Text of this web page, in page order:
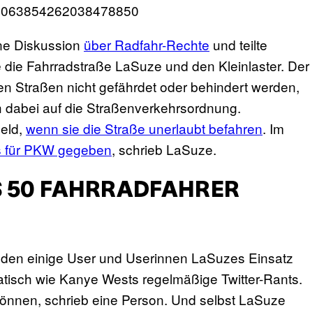
Diskussion über Radfahr-Rechte und teilte
Fahrradstraße LaSuze und den Kleinlaster. Der
Straßen nicht gefährdet oder behindert werden,
auf die Straßenverkehrsordnung.
wenn sie die Straße unerlaubt befahren. Im
PKW gegeben, schrieb LaSuze.
50 FAHRRADFAHRER
einige User und Userinnen LaSuzes Einsatz
wie Kanye Wests regelmäßige Twitter-Rants.
schrieb eine Person. Und selbst LaSuze